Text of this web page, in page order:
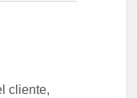
cliente,